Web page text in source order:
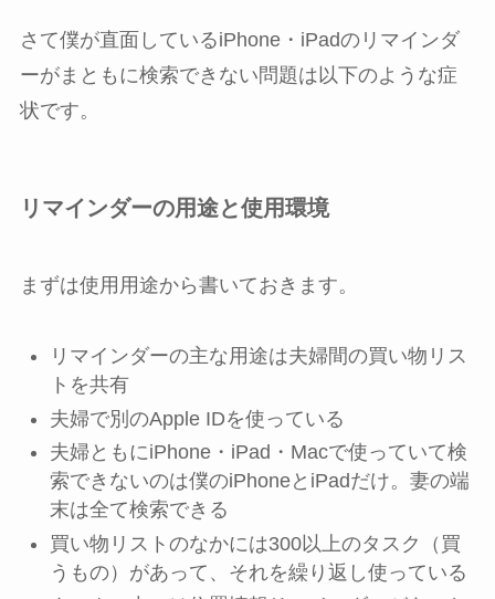
さて僕が直面しているiPhone・iPadのリマインダ
ーがまともに検索できない問題は以下のような症
状です。
リマインダーの用途と使用環境
まずは使用用途から書いておきます。
リマインダーの主な用途は夫婦間の買い物リス
トを共有
夫婦で別のApple IDを使っている
夫婦ともにiPhone・iPad・Macで使っていて検
索できないのは僕のiPhoneとiPadだけ。妻の端
末は全て検索できる
買い物リストのなかには300以上のタスク（買
うもの）があって、それを繰り返し使っている